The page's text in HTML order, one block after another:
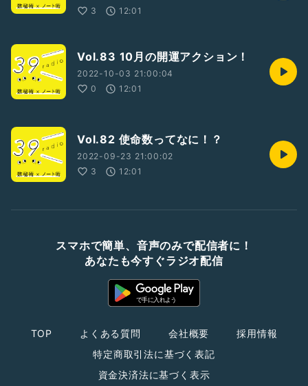
3
12:01
Vol.83 10月の開運アクション！
2022-10-03 21:00:04
0
12:01
Vol.82 使命数ってなに！？
2022-09-23 21:00:02
3
12:01
スマホで簡単、音声のみで配信者に！
あなたも今すぐラジオ配信
TOP よくある質問 会社概要
採用情報
特定商取引法に基づく表記
資金決済法に基づく表示